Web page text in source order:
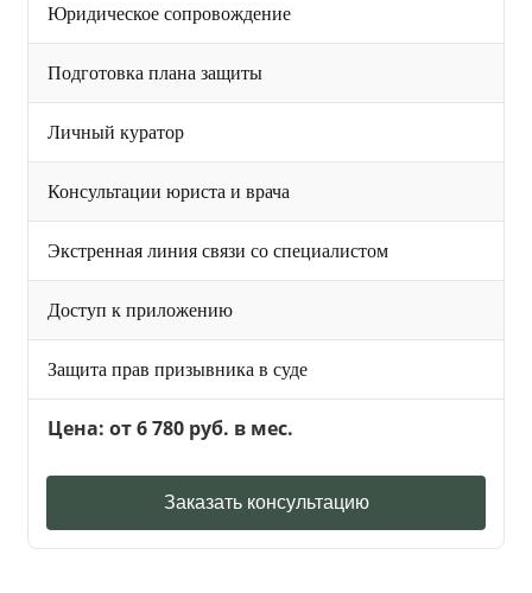
Юридическое сопровождение
Подготовка плана защиты
Личный куратор
Консультации юриста и врача
Экстренная линия связи со специалистом
Доступ к приложению
Защита прав призывника в суде
Цена: от 6 780 руб. в мес.
Заказать консультацию